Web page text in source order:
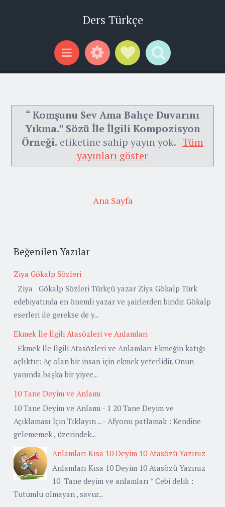
Ders Türkçe
Menu WidgetsSocial Links
Search
“ Komşunu Sev Ama Bahçe Duvarını
Yıkma.” Sözü İle İlgili Kompozisyon
Örneği. etiketine sahip yayın yok. Tüm
yayınları göster
Ana Sayfa
Beğenilen Yazılar
Ziya Gökalp Sözleri
Ziya Gökalp Sözleri Türkçü yazar Ziya Gökalp Türk
edebiyatında en önemli yazar ve şairlerden biridir. Gökalp
eserleri ile gerekse de y...
Ekmek İle İlgili Atasözleri ve Anlamları
Ekmek İle İlgili Atasözleri ve Anlamları Ekmeğin katığı
açlıktır: Aç olan bir insan için ekmek yeterlidir. Onun
yanında başka bir yiyec...
10 Tane Deyim ve Anlamı
10 Tane Deyim ve Anlamı - 1 20 Tane Deyim ve
Açıklaması İçin Tıklayın ... - Afyonu patlamak : Kendine
gelememek , üzerindek...
Anlamları Kısa 10 Deyim 10 Atasözü Yazınız
Anlamları Kısa 10 Deyim 10 Atasözü Yazınız
10 Tane deyim ve anlamları * Cebi delik :
Tutumlu olmayan , savur...